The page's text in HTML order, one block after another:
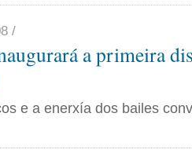
/
a primeira
e a enerxía dos bailes